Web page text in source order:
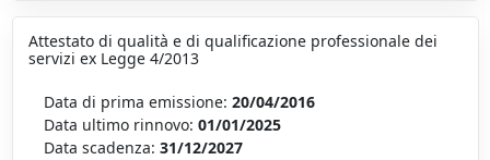
Attestato di qualità e di qualificazione professionale dei
servizi ex Legge 4/2013
Data di prima emissione: 20/04/2016
Data ultimo rinnovo: 01/01/2025
Data scadenza: 31/12/2027